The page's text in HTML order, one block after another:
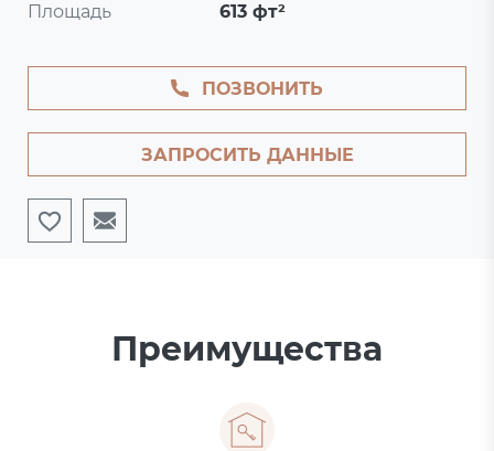
Площадь
613 фт²
ПОЗВОНИТЬ
ЗАПРОСИТЬ ДАННЫЕ
Преимущества